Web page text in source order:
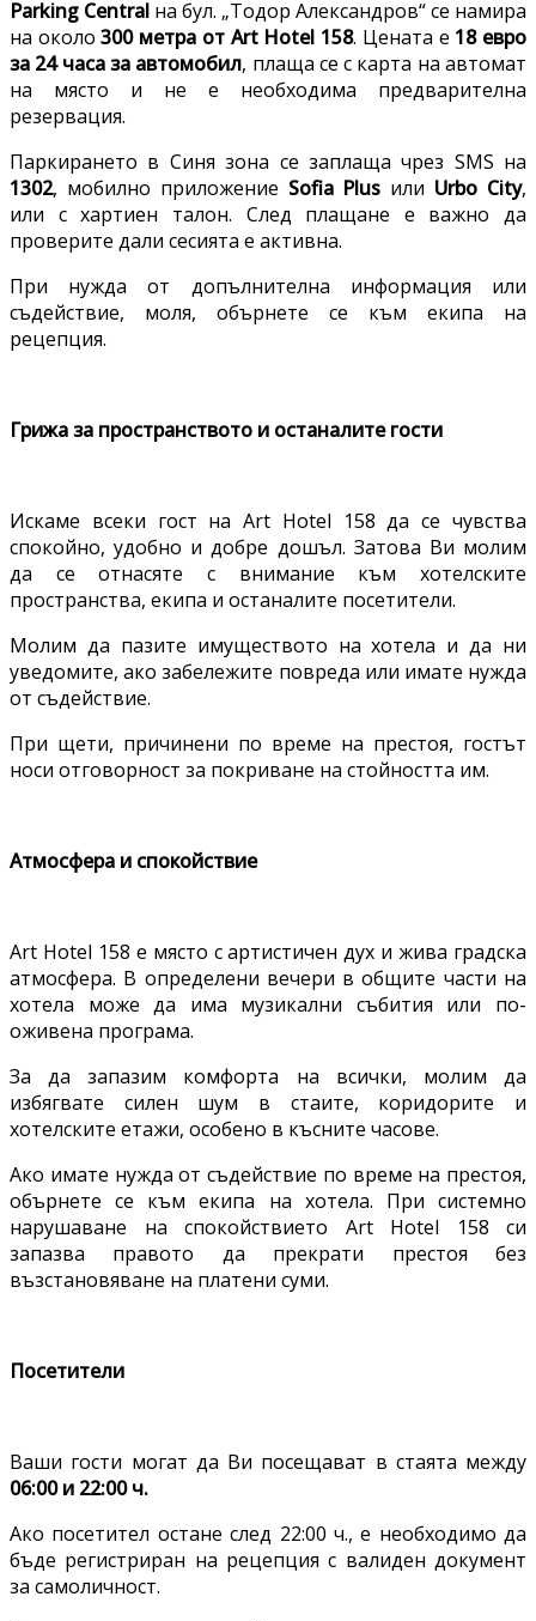
Parking Central на бул. „Тодор Александров“ се намира
на около300 метра от Art Hotel 158. Цената е 18 евро
за 24 часа за автомобил, плаща се с карта на автомат
на място и не е необходима предварителна
резервация.
Паркирането в Синя зона се заплаща чрез SMS на
1302, мобилно приложение Sofia Plus или Urbo City,
или с хартиен талон. След плащане е важно да
проверите дали сесията е активна.
При нужда от допълнителна информация или
съдействие, моля, обърнете се към екипа на
рецепция.
Грижа за пространството и останалите гости
Искаме всеки гост на Art Hotel 158 да се чувства
спокойно, удобно и добре дошъл. Затова Ви молим
да се отнасяте с внимание към хотелските
пространства, екипа и останалите посетители.
Молим да пазите имуществото на хотела и да ни
уведомите, ако забележите повреда или имате нужда
от съдействие.
При щети, причинени по време на престоя, гостът
носи отговорност за покриване на стойността им.
Атмосфера и спокойствие
Art Hotel 158 е място с артистичен дух и жива градска
атмосфера. В определени вечери в общите части на
хотела може да има музикални събития или по-
оживена програма.
За да запазим комфорта на всички, молим да
избягвате силен шум в стаите, коридорите и
хотелските етажи, особено в късните часове.
Ако имате нужда от съдействие по време на престоя,
обърнете се към екипа на хотела. При системно
нарушаване на спокойствието Art Hotel 158 си
запазва правото да прекрати престоя без
възстановяване на платени суми.
Посетители
Ваши гости могат да Ви посещават в стаята между
06:00 и 22:00 ч.
Ако посетител остане след 22:00 ч., е необходимо да
бъде регистриран на рецепция с валиден документ
за самоличност.